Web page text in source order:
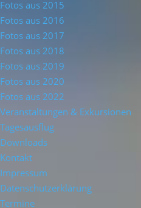
Fotos aus 2015
Fotos aus 2016
Fotos aus 2017
Fotos aus 2018
Fotos aus 2019
Fotos aus 2020
Fotos aus 2022
Veranstaltungen & Exkursionen
Tagesausflug
Downloads
Kontakt
Impressum
Datenschutzerklärung
Termine